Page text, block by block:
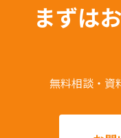
まずは
無料相談・資